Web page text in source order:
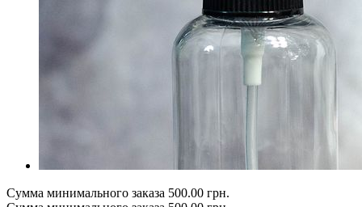
Сумма минимального заказа 500.00 грн.